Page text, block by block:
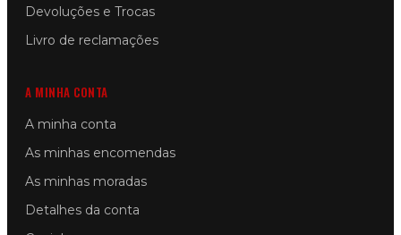
Devoluções e Trocas
Livro de reclamações
A MINHA CONTA
A minha conta
As minhas encomendas
As minhas moradas
Detalhes da conta